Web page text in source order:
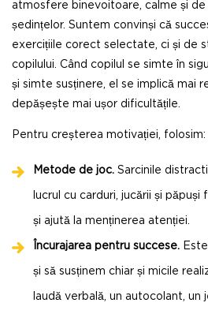
atmosfere binevoitoare, calme și de
ședințelor. Suntem convinși că
exercițiile corect selectate, ci și de
copilului. Când copilul se simte în
și simte susținere, el se implică mai
depășește mai ușor dificultățile.
Pentru creșterea motivației, folosim:
Metode de joc. Sarcinile
lucrul cu carduri, jucării și
și ajută la menținerea atenției.
Încurajarea pentru succese.
și să susținem chiar și micile
laudă verbală, un autocolant,